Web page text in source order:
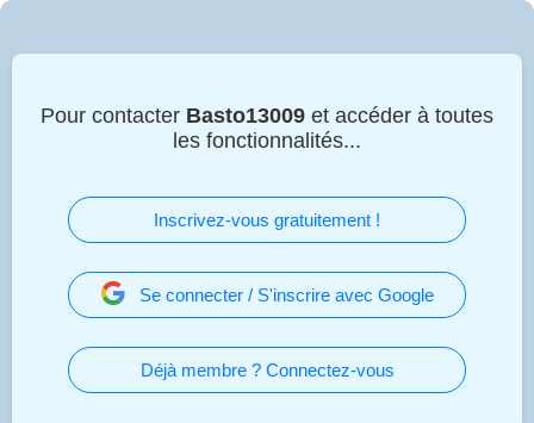
Pour contacter Basto13009 et accéder à toutes
les fonctionnalités...
Inscrivez-vous gratuitement !
Se connecter / S'inscrire avec Google
Déjà membre ? Connectez-vous